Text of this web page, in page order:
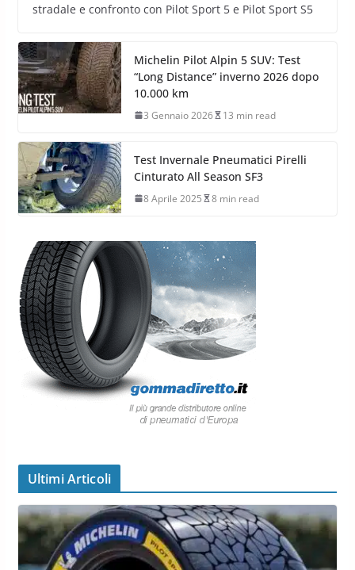
stradale e confronto con Pilot Sport 5 e Pilot Sport S5
Michelin Pilot Alpin 5 SUV: Test
“Long Distance” inverno 2026 dopo
10.000 km
3 Gennaio 2026 13 min read
Test Invernale Pneumatici Pirelli
Cinturato All Season SF3
8 Aprile 2025 8 min read
Ultimi Articoli